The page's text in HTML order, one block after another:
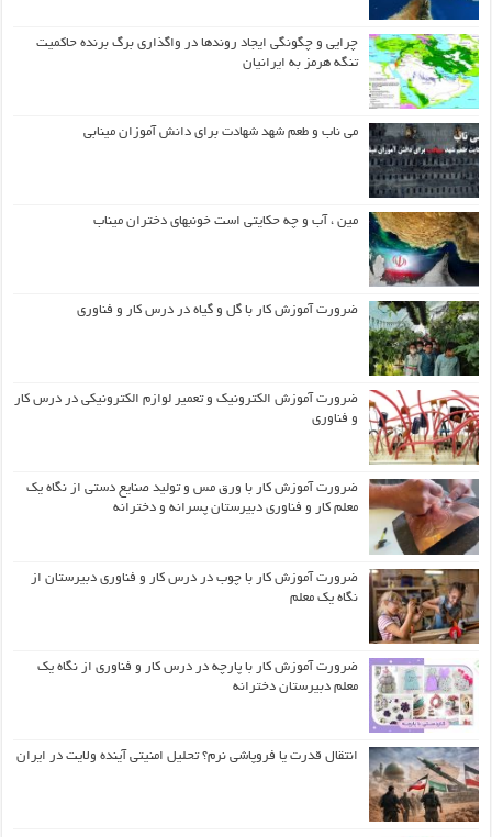
چرایی و چگونگی ایجاد روندها در واگذاری برگ برنده حاکمیت
تنگه هرمز به ایرانیان
می ناب و طعم شهد شهادت برای دانش آموزان مینابی
مین ، آب و چه حکایتی است خونبهای دختران میناب
ضرورت آموزش کار با گل و گیاه در درس کار و فناوری
ضرورت آموزش الکترونیک و تعمیر لوازم الکترونیکی در درس کار
و فناوری
ضرورت آموزش کار با ورق مس و تولید صنایع دستی از نگاه یک
معلم کار و فناوری دبیرستان پسرانه و دخترانه
ضرورت آموزش کار با چوب در درس کار و فناوری دبیرستان از
نگاه یک معلم
ضرورت آموزش کار با پارچه در درس کار و فناوری از نگاه یک
معلم دبیرستان دخترانه
انتقال قدرت یا فروپاشی نرم؟ تحلیل امنیتی آینده ولایت در ایران